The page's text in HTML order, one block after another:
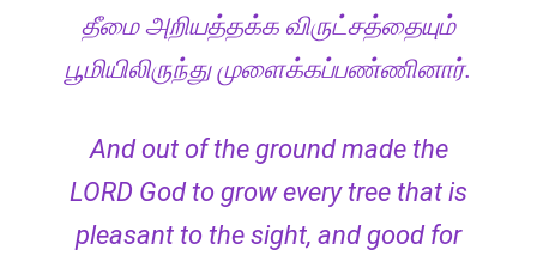
தீமை அறியத்தக்க விருட்சத்தையும்
பூமியிலிருந்து முளைக்கப்பண்ணினார்.
And out of the ground made the
LORD God to grow every tree that is
pleasant to the sight, and good for